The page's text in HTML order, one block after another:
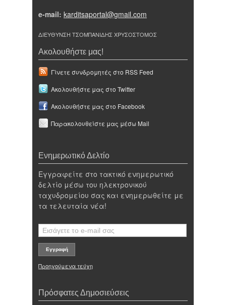
e-mail: karditsaportal@gmail.com
ΔΙΕΥΘΥΝΣΗ ΤΣΟΜΠΑΝΙΔΗΣ ΧΡΥΣΟΣΤΟΜΟΣ
Ακολουθήστε μας!
Γίνετε συνδρομητές στο RSS Feed
Ακολουθήστε μας στο Twitter
Ακολουθήστε μας στο Facebook
Παρακολουθείστε μας μέσω Mail
Ενημερωτικό Δελτίο
Εγγραφείτε στο τακτικό ενημερωτικό
δελτίο μέσω του ηλεκτρονικού
ταχυδρομείου σας και ενημερωθείτε με
τα τελευταία νέα!
Προηγούμενα τεύχη
Πρόσφατες Δημοσιεύσεις